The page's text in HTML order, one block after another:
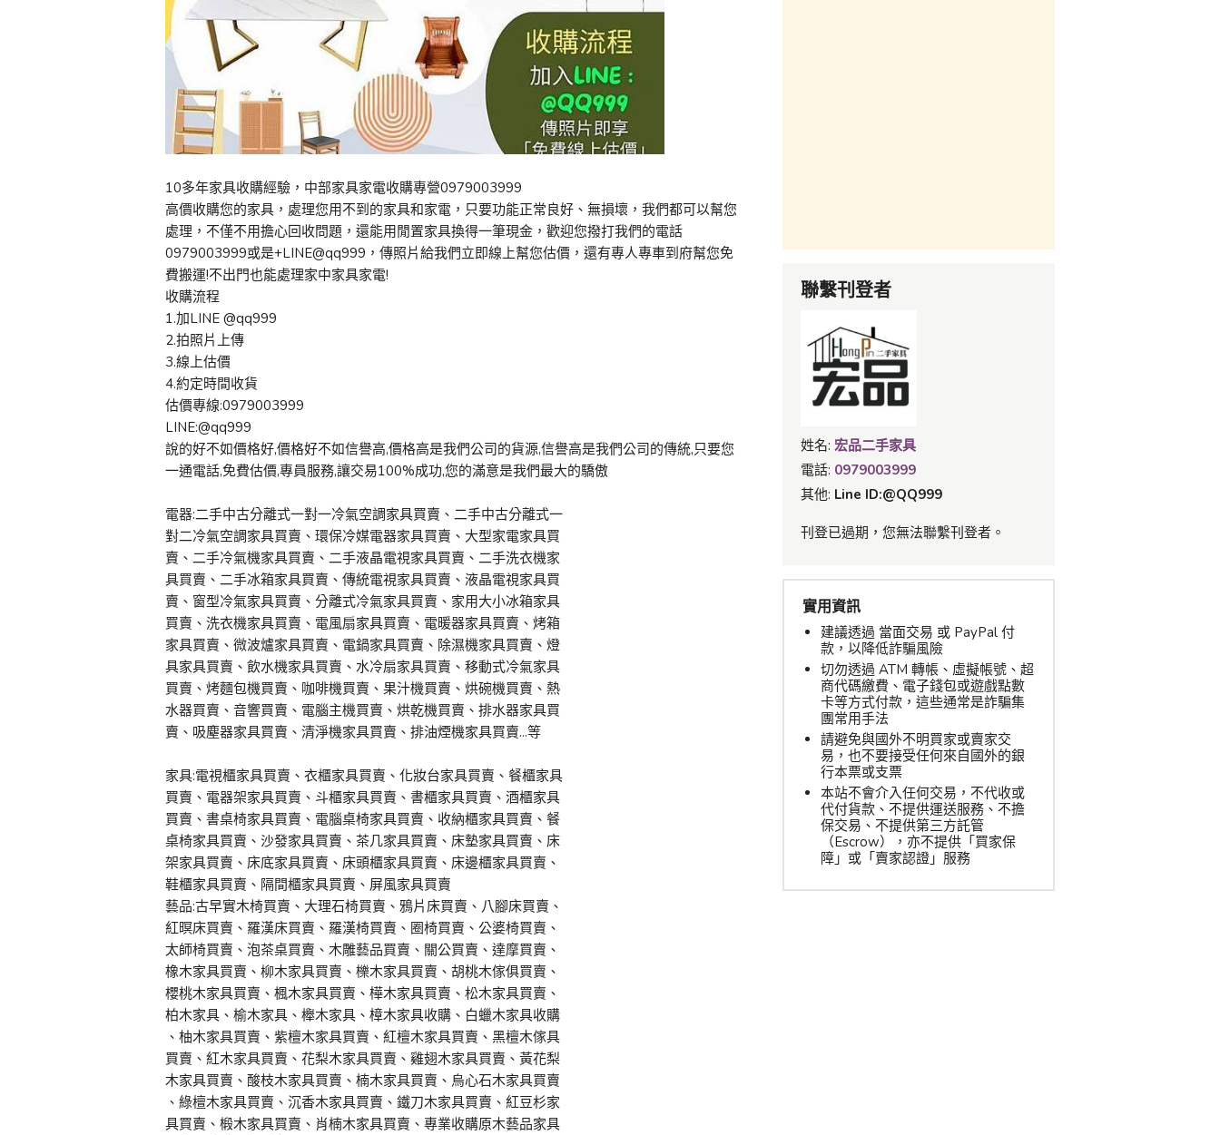
10多年家具收購經驗，中部家具家電收購專營0979003999
高價收購您的家具，處理您用不到的家具和家電，只要功能正常良好、無損壞，我們都可以幫您
處理，不僅不用擔心回收問題，還能用閒置家具換得一筆現金，歡迎您撥打我們的電話
0979003999或是+LINE@qq999，傳照片給我們立即線上幫您估價，還有專人專車到府幫您免
費搬運!不出門也能處理家中家具家電!
收購流程
1.加LINE @qq999
2.拍照片上傳
3.線上估價
4.約定時間收貨
估價專線:0979003999
LINE:@qq999
說的好不如價格好,價格好不如信譽高,價格高是我們公司的貨源,信譽高是我們公司的傳統,只要您
一通電話,免費估價,專員服務,讓交易100%成功,您的滿意是我們最大的驕傲
電器:二手中古分離式一對一冷氣空調家具買賣、二手中古分離式一
對二冷氣空調家具買賣、環保冷媒電器家具買賣、大型家電家具買
賣、二手冷氣機家具買賣、二手液晶電視家具買賣、二手洗衣機家
具買賣、二手冰箱家具買賣、傳統電視家具買賣、液晶電視家具買
賣、窗型冷氣家具買賣、分離式冷氣家具買賣、家用大小冰箱家具
買賣、洗衣機家具買賣、電風扇家具買賣、電暖器家具買賣、烤箱
家具買賣、微波爐家具買賣、電鍋家具買賣、除濕機家具買賣、燈
具家具買賣、飲水機家具買賣、水冷扇家具買賣、移動式冷氣家具
買賣、烤麵包機買賣、咖啡機買賣、果汁機買賣、烘碗機買賣、熱
水器買賣、音響買賣、電腦主機買賣、烘乾機買賣、排水器家具買
賣、吸塵器家具買賣、清淨機家具買賣、排油煙機家具買賣...等
家具:電視櫃家具買賣、衣櫃家具買賣、化妝台家具買賣、餐櫃家具
買賣、電器架家具買賣、斗櫃家具買賣、書櫃家具買賣、酒櫃家具
買賣、書桌椅家具買賣、電腦桌椅家具買賣、收納櫃家具買賣、餐
桌椅家具買賣、沙發家具買賣、茶几家具買賣、床墊家具買賣、床
架家具買賣、床底家具買賣、床頭櫃家具買賣、床邊櫃家具買賣、
鞋櫃家具買賣、隔間櫃家具買賣、屏風家具買賣
藝品:古早實木椅買賣、大理石椅買賣、鴉片床買賣、八腳床買賣、
紅暝床買賣、羅漢床買賣、羅漢椅買賣、圈椅買賣、公婆椅買賣、
太師椅買賣、泡茶桌買賣、木雕藝品買賣、關公買賣、達摩買賣、
橡木家具買賣、柳木家具買賣、櫟木家具買賣、胡桃木傢俱買賣、
櫻桃木家具買賣、楓木家具買賣、樺木家具買賣、松木家具買賣、
柏木家具、榆木家具、櫸木家具、樟木家具收購、白蠟木家具收購
、柚木家具買賣、紫檀木家具買賣、紅檀木家具買賣、黑檀木傢具
買賣、紅木家具買賣、花梨木家具買賣、雞翅木家具買賣、黃花梨
木家具買賣、酸枝木家具買賣、楠木家具買賣、烏心石木家具買賣
、綠檀木家具買賣、沉香木家具買賣、鐵刀木家具買賣、紅豆杉家
具買賣、椴木家具買賣、肖楠木家具買賣、專業收購原木藝品家具
聯繫刊登者
姓名: 宏品二手家具
電話: 0979003999
其他: Line ID:@QQ999
刊登已過期，您無法聯繫刊登者。
實用資訊
建議透過 當面交易 或 PayPal 付
款，以降低詐騙風險
切勿透過 ATM 轉帳、虛擬帳號、超
商代碼繳費、電子錢包或遊戲點數
卡等方式付款，這些通常是詐騙集
團常用手法
請避免與國外不明買家或賣家交
易，也不要接受任何來自國外的銀
行本票或支票
本站不會介入任何交易，不代收或
代付貨款、不提供運送服務、不擔
保交易、不提供第三方託管
（Escrow），亦不提供「買家保
障」或「賣家認證」服務